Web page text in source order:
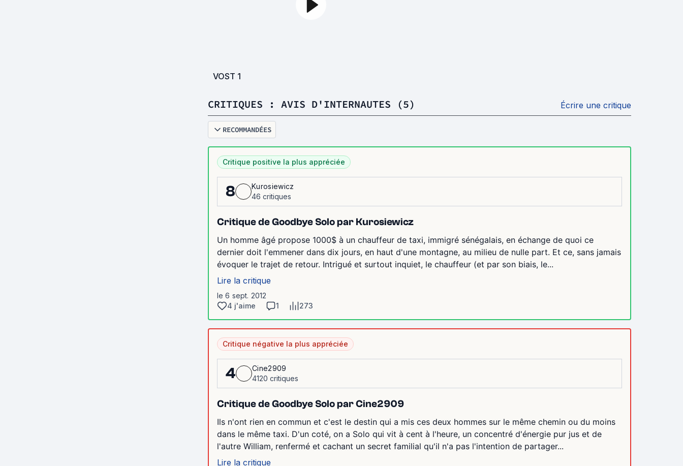
VOST 1
CRITIQUES : AVIS D'INTERNAUTES (5) Écrire une critique
RECOMMANDÉES
Critique positive la plus appréciée
8
Kurosiewicz
46 critiques
Critique de Goodbye Solo par Kurosiewicz
Un homme âgé propose 1000$ à un chauffeur de taxi, immigré sénégalais, en échange de quoi ce
dernier doit l'emmener dans dix jours, en haut d'une montagne, au milieu de nulle part. Et ce, sans jamais
évoquer le trajet de retour. Intrigué et surtout inquiet, le chauffeur (et par son biais, le...
Lire la critique
le 6 sept. 2012
4 j'aime
1 273
Critique négative la plus appréciée
4
Cine2909
4120 critiques
Critique de Goodbye Solo par Cine2909
Ils n'ont rien en commun et c'est le destin qui a mis ces deux hommes sur le même chemin ou du moins
dans le même taxi. D'un coté, on a Solo qui vit à cent à l'heure, un concentré d'énergie pur jus et de
l'autre William, renfermé et cachant un secret familial qu'il n'a pas l'intention de partager...
Lire la critique